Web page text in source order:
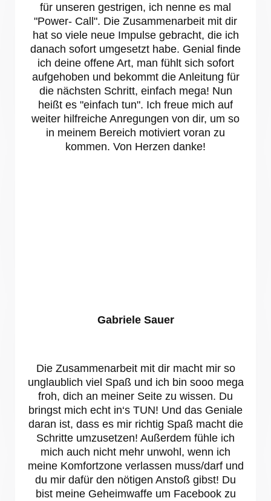
für unseren gestrigen, ich nenne es mal
"Power- Call". Die Zusammenarbeit mit dir
hat so viele neue Impulse gebracht, die ich
danach sofort umgesetzt habe. Genial finde
ich deine offene Art, man fühlt sich sofort
aufgehoben und bekommt die Anleitung für
die nächsten Schritt, einfach mega! Nun
heißt es "einfach tun". Ich freue mich auf
weiter hilfreiche Anregungen von dir, um so
in meinem Bereich motiviert voran zu
kommen. Von Herzen danke!
Gabriele Sauer
Die Zusammenarbeit mit dir macht mir so
unglaublich viel Spaß und ich bin sooo mega
froh, dich an meiner Seite zu wissen. Du
bringst mich echt in‘s TUN! Und das Geniale
daran ist, dass es mir richtig Spaß macht die
Schritte umzusetzen! Außerdem fühle ich
mich auch nicht mehr unwohl, wenn ich
meine Komfortzone verlassen muss/darf und
du mir dafür den nötigen Anstoß gibst! Du
bist meine Geheimwaffe um Facebook zu